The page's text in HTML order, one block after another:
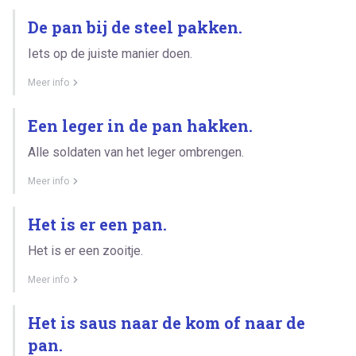
De pan bij de steel pakken.
Iets op de juiste manier doen.
Meer info
Een leger in de pan hakken.
Alle soldaten van het leger ombrengen.
Meer info
Het is er een pan.
Het is er een zooitje.
Meer info
Het is saus naar de kom of naar de
pan.